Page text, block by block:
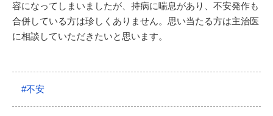
容になってしまいましたが、持病に喘息があり、不安発作も
合併している方は珍しくありません。思い当たる方は主治医
に相談していただきたいと思います。
#不安